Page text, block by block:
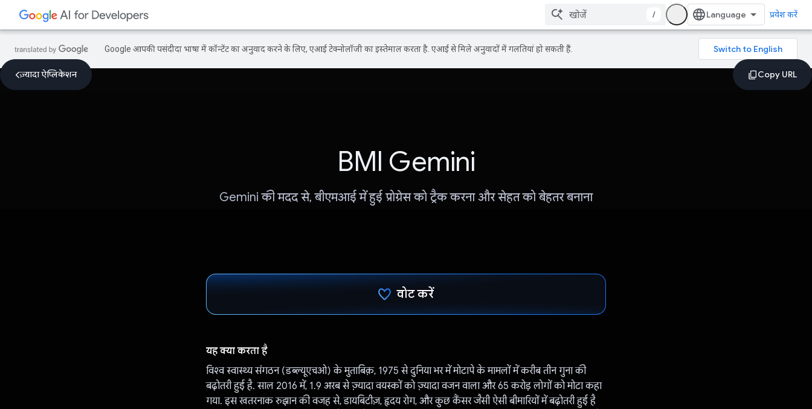
/ प्रवेश करें
Google आपकी पसंदीदा भाषा में कॉन्टेंट का अनुवाद करने के लिए, एआई टेक्नोलॉजी का इस्तेमाल करता है. एआई से मिले अनुवादों में गलतियां हो सकती हैं.
ज़्यादा ऐप्लिकेशन
BMI Gemini
Gemini की मदद से, बीएमआई में हुई प्रोग्रेस को ट्रैक करना और सेहत को बेहतर बनाना
वोट करें
यह क्या करता है
विश्व स्वास्थ्य संगठन (डब्ल्यूएचओ) के मुताबिक़, 1975 से दुनिया भर में मोटापे के मामलों में करीब तीन गुना की
बढ़ोतरी हुई है. साल 2016 में, 1.9 अरब से ज़्यादा वयस्कों को ज़्यादा वजन वाला और 65 करोड़ लोगों को मोटा कहा
गया. इस खतरनाक रुझान की वजह से, डायबिटीज़, हृदय रोग, और कुछ कैंसर जैसी ऐसी बीमारियों में बढ़ोतरी हुई है